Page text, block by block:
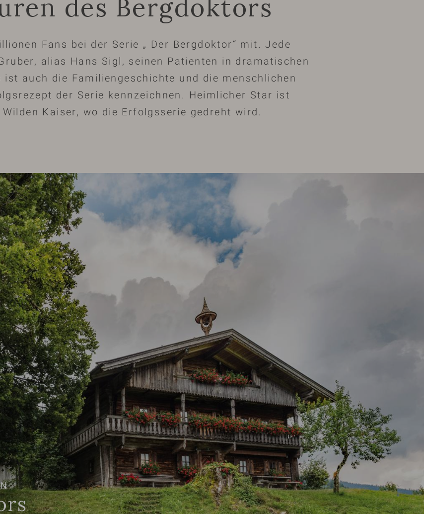
des Bergdoktors
Fans bei der Serie „ Der Bergdoktor“ mit. Jede
alias Hans Sigl, seinen Patienten in dramatischen
ist auch die Familiengeschichte und die menschlichen
der Serie kennzeichnen. Heimlicher Star ist
Kaiser, wo die Erfolgsserie gedreht wird.